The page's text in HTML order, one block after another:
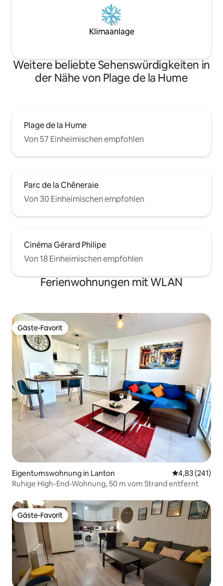
Klimaanlage
Weitere beliebte Sehenswürdigkeiten in
der Nähe von Plage de la Hume
Plage de la Hume
Von 57 Einheimischen empfohlen
Parc de la Chêneraie
Von 30 Einheimischen empfohlen
Cinéma Gérard Philipe
Von 18 Einheimischen empfohlen
Ferienwohnungen mit WLAN
Gäste-Favorit
Gäste-Favorit
Eigentumswohnung in Lanton
4,83 (241)
Ruhige High-End-Wohnung, 50 m vom Strand entfernt
Gäste-Favorit
Gäste-Favorit